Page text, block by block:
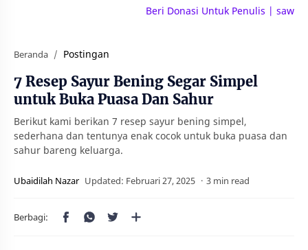
Beri Donasi Untuk Penulis | saweria.co/
Beranda Postingan
7 Resep Sayur Bening Segar Simpel
untuk Buka Puasa Dan Sahur
Berikut kami berikan 7 resep sayur bening simpel,
sederhana dan tentunya enak cocok untuk buka puasa dan
sahur bareng keluarga.
3 min read